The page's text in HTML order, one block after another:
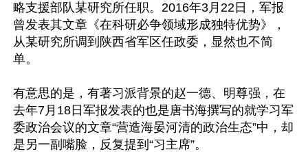
略支援部队某研究所任职。2016年3月22日，军报
曾发表其文章《在科研必争领域形成独特优势》，
从某研究所调到陕西省军区任政委，显然也不简
单。
有意思的是，有著习派背景的赵一德、明尊强，在
去年7月18日军报发表的也是唐书海撰写的就学习军
委政治会议的文章“营造海晏河清的政治生态”中，却
是另一副嘴脸，反复提到“习主席”。